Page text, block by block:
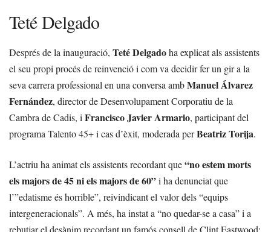
Teté Delgado
Després de la inauguració, Teté Delgadoha explicat als assistents
el seu propi procés de reinvenció i com va decidir fer un gir a la
seva carrera professional en una conversa ambManuel Álvarez
Fernández, director de Desenvolupament Corporatiu de la
Cambra de Cadis, iFrancisco Javier Armario, participant del
programa Talento 45+ i cas d’èxit, moderada perBeatriz Torija.
L’actriu ha animat els assistents recordant que“no estem morts
els majors de 45 ni els majors de 60”i ha denunciat que
l’”edatisme és horrible”, reivindicant el valor dels “equips
intergeneracionals”. A més, ha instat a “no quedar-se a casa” i a